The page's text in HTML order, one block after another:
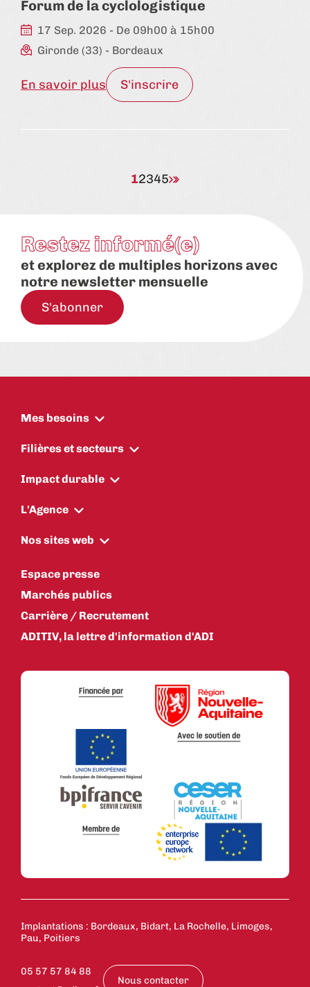
Forum de la cyclologistique
17 Sep. 2026 - De 09h00 à 15h00
Gironde (33) - Bordeaux
En savoir plus S'inscrire
12345
Restez informé(e)
et explorez de multiples horizons avec
notre newsletter mensuelle
S'abonner
Mes besoins
Filières et secteurs
Impact durable
L'Agence
Nos sites web
Espace presse
Marchés publics
Carrière / Recrutement
ADITIV, la lettre d'information d'ADI
Implantations : Bordeaux, Bidart, La Rochelle, Limoges,
Pau, Poitiers
05 57 57 84 88
Nous contacter